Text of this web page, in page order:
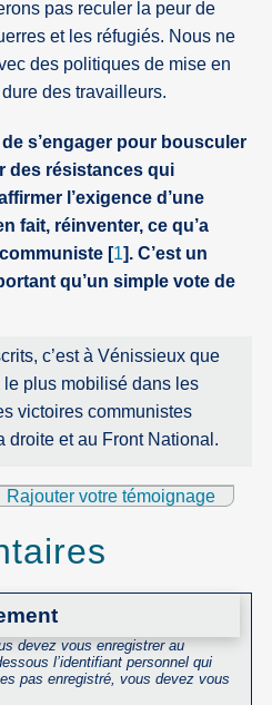
pas reculer la peur de
et les réfugiés. Nous ne
des politiques de mise en
des travailleurs.
s’engager pour bousculer
des résistances qui
l’exigence d’une
fait, réinventer, ce qu’a
[1]. C’est un
qu’un simple vote de
c’est à Vénissieux que
le plus mobilisé dans les
victoires communistes
droite et au Front National.
Rajouter votre témoignage
devez vous enregistrer au
l’identifiant personnel qui
pas enregistré, vous devez vous